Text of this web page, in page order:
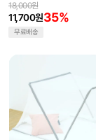
11,700원35%
18,000원
무료배송